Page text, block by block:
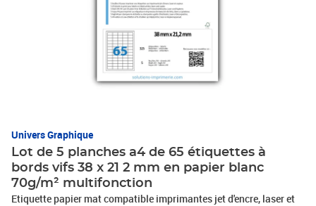
Univers Graphique
Lot de 5 planches a4 de 65 étiquettes à
bords vifs 38 x 21 2 mm en papier blanc
70g/m² multifonction
Etiquette papier mat compatible imprimantes jet d'encre, laser et